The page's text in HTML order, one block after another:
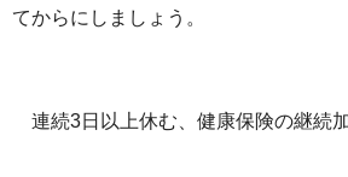
てからにしましょう。
連続3日以上休む、健康保険の継続